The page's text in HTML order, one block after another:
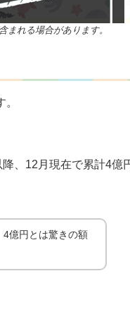
れる場合があります。
。
、12月現在で累計4億
4億円とは驚きの額